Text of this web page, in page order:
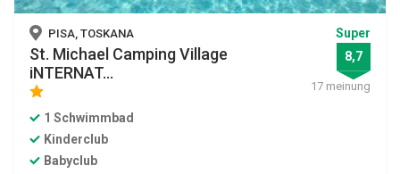
PISA, TOSKANA
St. Michael Camping Village
iNTERNAT...
Super
8,7
17 meinung
1 Schwimmbad
Kinderclub
Babyclub